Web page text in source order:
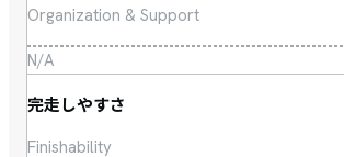
Organization & Support
N/A
完走しやすさ
Finishability